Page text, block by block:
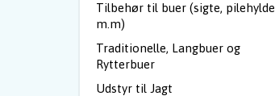
Tilbehør til buer (sigte, pilehylde
m.m)
Traditionelle, Langbuer og
Rytterbuer
Udstyr til Jagt